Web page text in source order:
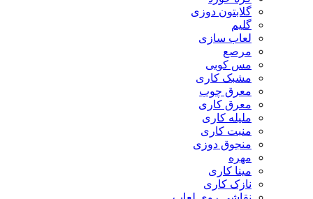
گلابتون دوزی
گلیم
لعاب سازی
مرصع
مس کوبی
مشبک کاری
معرق چوب
معرق کاری
مليله کاری
منبت کاری
منجوق دوزی
مهره
مینا کاری
نازک کاری